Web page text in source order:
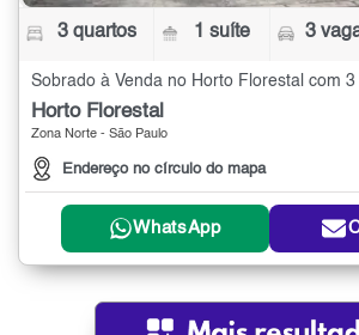
3 quartos 1 suíte 3
Sobrado à Venda no Horto Florestal com
Horto Florestal
Zona Norte - São Paulo
Endereço no círculo do mapa
WhatsApp